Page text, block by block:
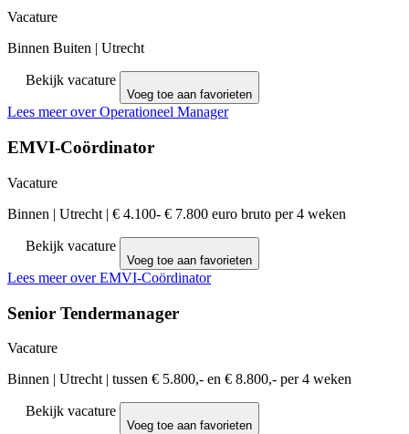
Vacature
Binnen Buiten | Utrecht
Bekijk vacature
Voeg toe aan favorieten
Lees meer over Operationeel Manager
EMVI-Coördinator
Vacature
Binnen | Utrecht | € 4.100- € 7.800 euro bruto per 4 weken
Bekijk vacature
Voeg toe aan favorieten
Lees meer over EMVI-Coördinator
Senior Tendermanager
Vacature
Binnen | Utrecht | tussen € 5.800,- en € 8.800,- per 4 weken
Bekijk vacature
Voeg toe aan favorieten